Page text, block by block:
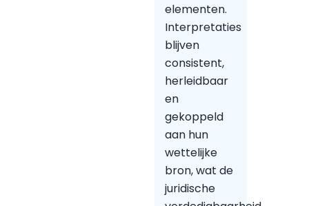
elementen.
Interpretaties
blijven
consistent,
herleidbaar
en
gekoppeld
aan hun
wettelijke
bron, wat de
juridische